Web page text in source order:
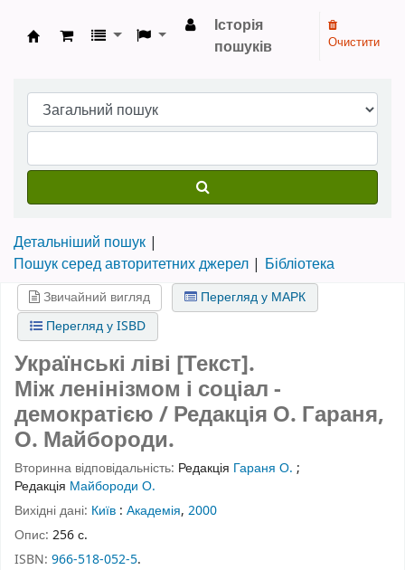
Бібліотека НТШ › Електронний каталог
Історія
пошуків
Очистити
Детальніший пошук
Пошук серед авторитетних джерел
Бібліотека
Звичайний вигляд
Перегляд у МАРК
Перегляд у ISBD
Українські ліві [Текст].
Між ленінізмом і соціал -
демократією / Редакція О. Гараня,
О. Майбороди.
Вторинна відповідальність: Редакція Гараня О. ;
Редакція Майбороди О.
Вихідні дані: Київ : Академія, 2000
Опис: 256 с.
ISBN: 966-518-052-5.